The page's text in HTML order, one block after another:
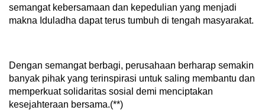
semangat kebersamaan dan kepedulian yang menjadi
makna Iduladha dapat terus tumbuh di tengah masyarakat.
Dengan semangat berbagi, perusahaan berharap semakin
banyak pihak yang terinspirasi untuk saling membantu dan
memperkuat solidaritas sosial demi menciptakan
kesejahteraan bersama.(**)